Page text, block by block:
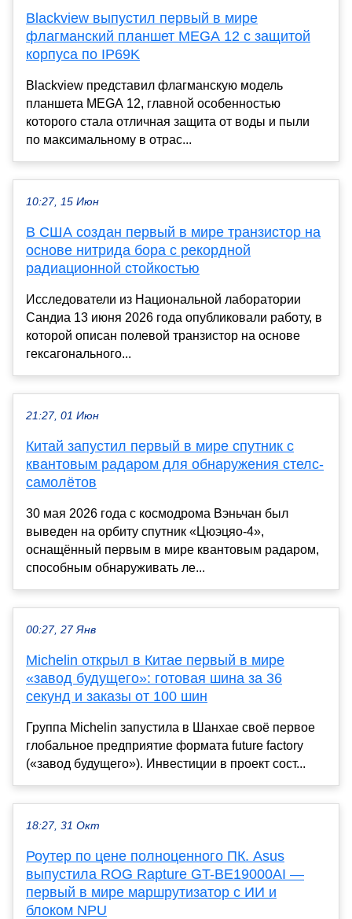
Blackview выпустил первый в мире
флагманский планшет MEGA 12 с защитой
корпуса по IP69K
Blackview представил флагманскую модель
планшета MEGA 12, главной особенностью
которого стала отличная защита от воды и пыли
по максимальному в отрас...
10:27, 15 Июн
В США создан первый в мире транзистор на
основе нитрида бора с рекордной
радиационной стойкостью
Исследователи из Национальной лаборатории
Сандиа 13 июня 2026 года опубликовали работу, в
которой описан полевой транзистор на основе
гексагонального...
21:27, 01 Июн
Китай запустил первый в мире спутник с
квантовым радаром для обнаружения стелс-
самолётов
30 мая 2026 года с космодрома Вэньчан был
выведен на орбиту спутник «Цюэцяо-4»,
оснащённый первым в мире квантовым радаром,
способным обнаруживать ле...
00:27, 27 Янв
Michelin открыл в Китае первый в мире
«завод будущего»: готовая шина за 36
секунд и заказы от 100 шин
Группа Michelin запустила в Шанхае своё первое
глобальное предприятие формата future factory
(«завод будущего»). Инвестиции в проект сост...
18:27, 31 Окт
Роутер по цене полноценного ПК. Asus
выпустила ROG Rapture GT-BE19000AI —
первый в мире маршрутизатор с ИИ и
блоком NPU